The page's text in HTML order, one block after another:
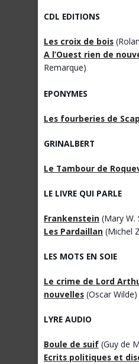
CDL EDITIONS
Les croix de bois
A l’Ouest rien de
Remarque)
EPONYMES
Les fourberies de
GRINALBERT
Le Tambour de
LE LIVRE QUI PARLE
Frankenstein (Mary W.
Les Pardaillan (Michel
LES MOTS EN SOIE
Le crime de Lord
nouvelles (Oscar Wilde)
LYRE AUDIO
Boule de suif (Guy de
Ecrits politiques et